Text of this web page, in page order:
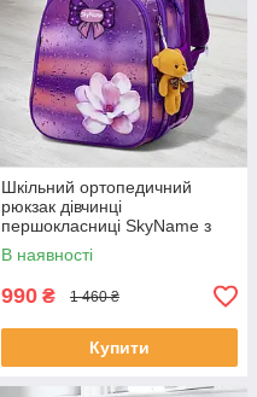
Шкільний ортопедичний
рюкзак дівчинці
першокласниці SkyName з
квіткою/ Маленький
водонепроникний портфель
В наявності
990 ₴ 1 460 ₴
Купити